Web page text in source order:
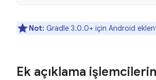
Not: Gradle 3.0.0+ için Android
Ek açıklama